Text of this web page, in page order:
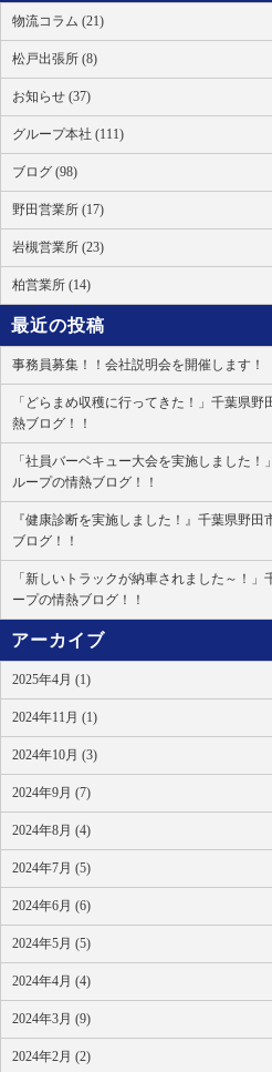
物流コラム (21)
松戸出張所 (8)
お知らせ (37)
グループ本社 (111)
ブログ (98)
野田営業所 (17)
岩槻営業所 (23)
柏営業所 (14)
最近の投稿
事務員募集！！会社説明会を開催します！
「どらまめ収穫に行ってきた！」千葉県
熱ブログ！！
「社員バーベキュー大会を実施しました
ループの情熱ブログ！！
『健康診断を実施しました！』千葉県野
ブログ！！
「新しいトラックが納車されました～！
ープの情熱ブログ！！
アーカイブ
2025年4月 (1)
2024年11月 (1)
2024年10月 (3)
2024年9月 (7)
2024年8月 (4)
2024年7月 (5)
2024年6月 (6)
2024年5月 (5)
2024年4月 (4)
2024年3月 (9)
2024年2月 (2)